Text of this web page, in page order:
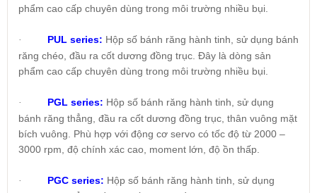
phẩm cao cấp chuyên dùng trong môi trường nhiều bụi.
· PUL series: Hộp số bánh răng hành tinh, sử dụng bánh
răng chéo, đầu ra cốt dương đồng trục. Đây là dòng sản
phẩm cao cấp chuyên dùng trong môi trường nhiều bụi.
· PGL series: Hộp số bánh răng hành tinh, sử dụng
bánh răng thẳng, đầu ra cốt dương đồng trục, thân vuông mặt
bích vuông. Phù hợp với động cơ servo có tốc độ từ 2000 –
3000 rpm, độ chính xác cao, moment lớn, độ ồn thấp.
· PGC series: Hộp số bánh răng hành tinh, sử dụng